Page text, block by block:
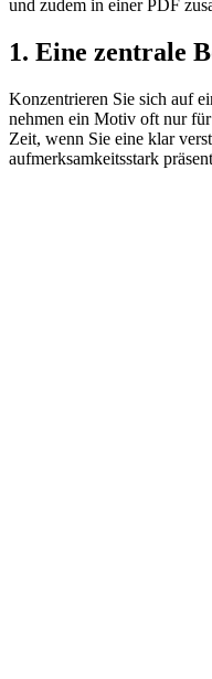
und zudem in einer PDF
1. Eine zentrale
Konzentrieren Sie sich auf
nehmen ein Motiv oft nur
Zeit, wenn Sie eine klar
aufmerksamkeitsstark